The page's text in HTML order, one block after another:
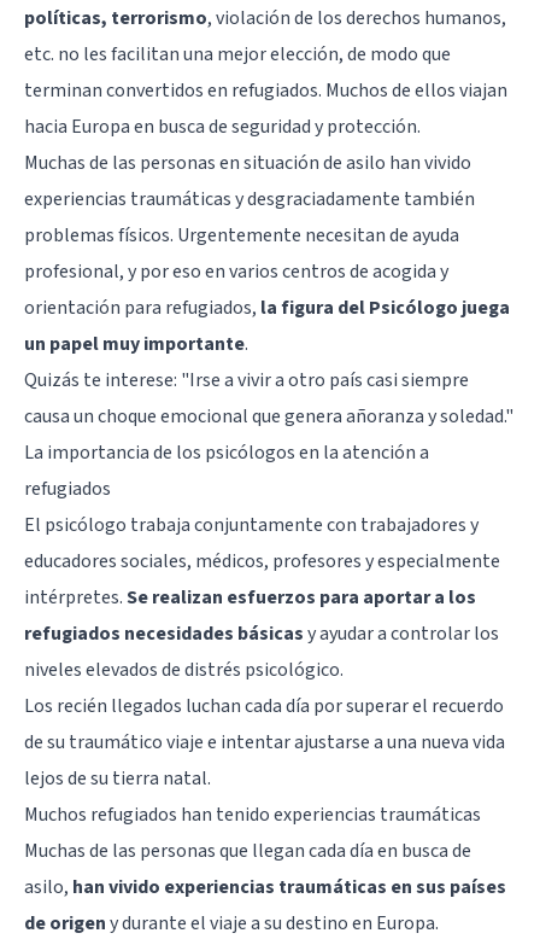
políticas, terrorismo, violación de los derechos humanos,
etc. no les facilitan una mejor elección, de modo que
terminan convertidos en refugiados. Muchos de ellos viajan
hacia Europa en busca de seguridad y protección.
Muchas de las personas en situación de asilo han vivido
experiencias traumáticas y desgraciadamente también
problemas físicos. Urgentemente necesitan de ayuda
profesional, y por eso en varios centros de acogida y
orientación para refugiados, la figura del Psicólogo juega
un papel muy importante.
Quizás te interese: "Irse a vivir a otro país casi siempre
causa un choque emocional que genera añoranza y soledad."
La importancia de los psicólogos en la atención a
refugiados
El psicólogo trabaja conjuntamente con trabajadores y
educadores sociales, médicos, profesores y especialmente
intérpretes.Se realizan esfuerzos para aportar a los
refugiados necesidades básicasy ayudar a controlar los
niveles elevados de distrés psicológico.
Los recién llegados luchan cada día por superar el recuerdo
de su traumático viaje e intentar ajustarse a una nueva vida
lejos de su tierra natal.
Muchos refugiados han tenido experiencias traumáticas
Muchas de las personas que llegan cada día en busca de
asilo, han vivido experiencias traumáticas en sus países
de origeny durante el viaje a su destino en Europa.